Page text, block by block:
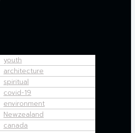
youth
architecture
spiritual
covid-19
environment
Newzealand
canada